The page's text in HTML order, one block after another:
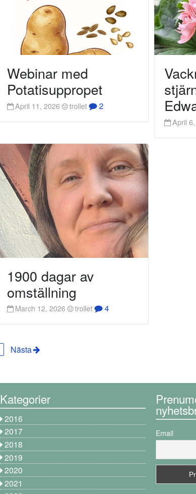
Webinar med
Potatisuppropet
April 11, 2026 trollet 2
April
1900 dagar av
omställning
March 12, 2026 trollet 4
Nästa
Kategorier
2016
2017
2018
2019
2020
2021
Email